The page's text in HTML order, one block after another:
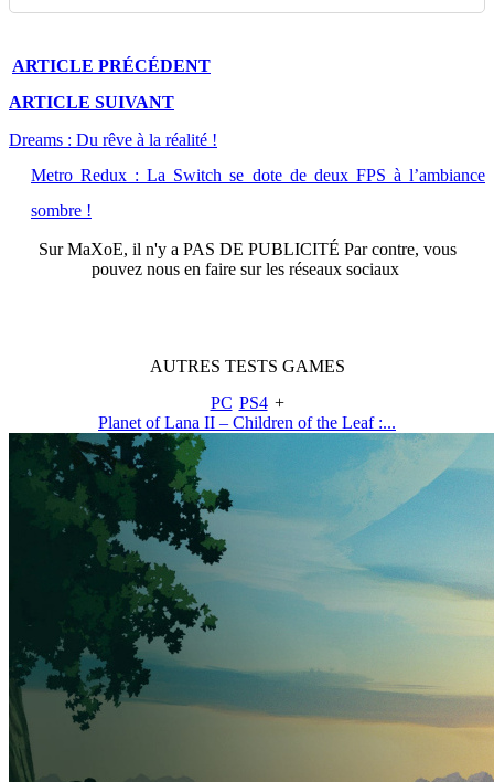
ARTICLE PRÉCÉDENT
ARTICLE SUIVANT
Dreams : Du rêve à la réalité !
Metro Redux : La Switch se dote de deux FPS à l’ambiance
sombre !
SurMaXoE, il n'y a PAS DE PUBLICITÉ Par contre, vous
pouvez nous en faire sur les réseaux sociaux
AUTRES TESTS GAMES
PC PS4 +
Planet of Lana II – Children of the Leaf :...